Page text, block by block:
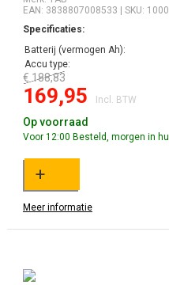
EAN: 3838807008533 | SKU:
Specificaties:
Batterij (vermogen Ah):
Accu type:
€ 188,83
169,95 Incl. BTW
Op voorraad
Voor 12:00 Besteld, morgen in
+
Meer informatie